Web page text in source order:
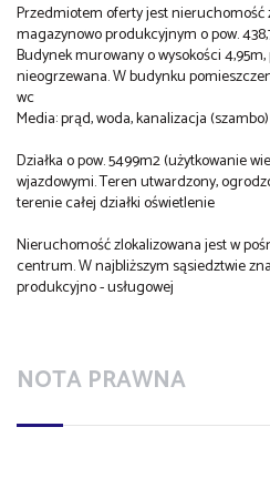
Przedmiotem oferty jest
magazynowo produkcyjnym o pow.
Budynek murowany o wysokości
nieogrzewana. W budynku
wc
Media: prąd, woda, kanalizacja (szambo)
Działka o pow. 5499m2 (użytkowanie
wjazdowymi. Teren utwardzony,
terenie całej działki oświetlenie
Nieruchomość zlokalizowana jest w
centrum. W najbliższym sąsiedztwie
produkcyjno - usługowej
NOTA PRAWNA